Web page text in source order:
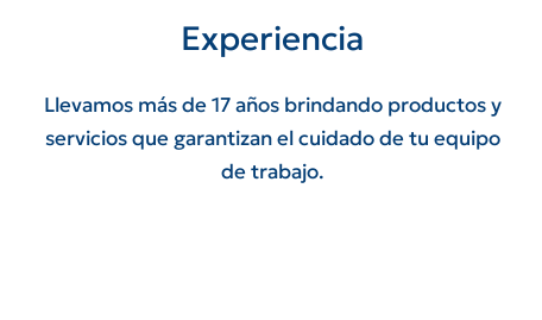
Experiencia
Llevamos más de 17 años brindando productos y
servicios que garantizan el cuidado de tu equipo
de trabajo.